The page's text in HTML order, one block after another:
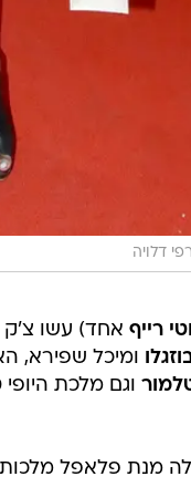
רפי דלויה
רייף אחד) עשו צ'ק
ומיכל שפירא,
וגם מלכת היופי
מנת פלאפל